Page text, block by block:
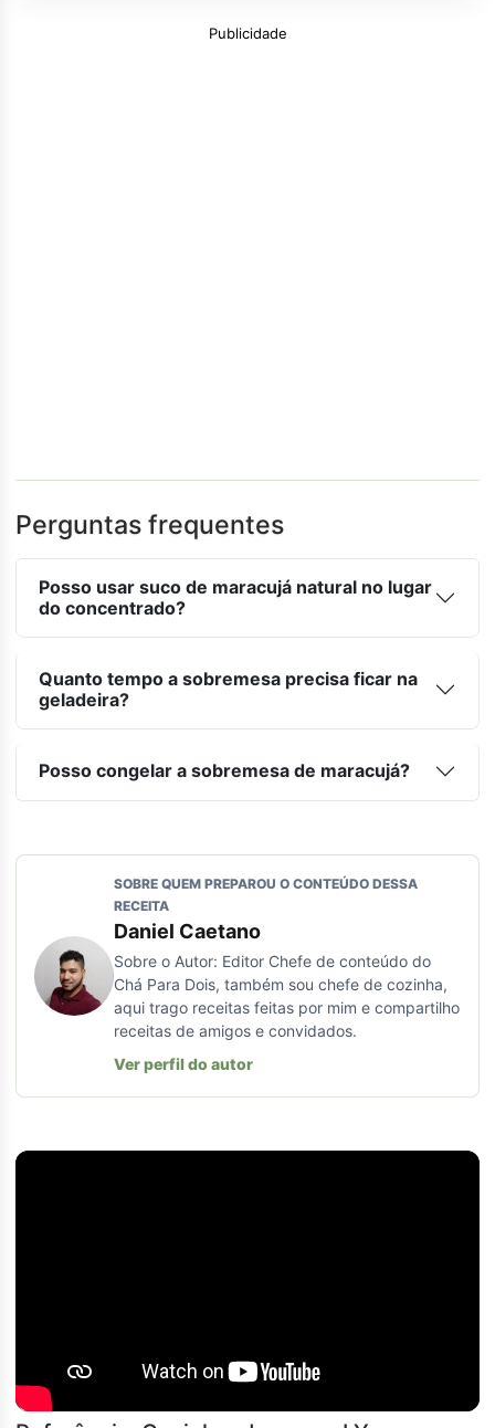
Publicidade
Perguntas frequentes
Posso usar suco de maracujá natural no lugar
do concentrado?
Quanto tempo a sobremesa precisa ficar na
geladeira?
Posso congelar a sobremesa de maracujá?
SOBRE QUEM PREPAROU O CONTEÚDO DESSA
RECEITA
Daniel Caetano
Sobre o Autor: Editor Chefe de conteúdo do
Chá Para Dois, também sou chefe de cozinha,
aqui trago receitas feitas por mim e compartilho
receitas de amigos e convidados.
Ver perfil do autor